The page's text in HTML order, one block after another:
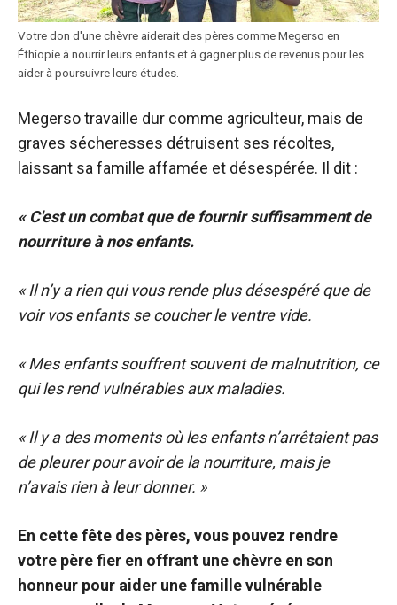
Votre don d'une chèvre aiderait des pères comme Megerso en
Éthiopie à nourrir leurs enfants et à gagner plus de revenus pour les
aider à poursuivre leurs études.
Megerso travaille dur comme agriculteur, mais de
graves sécheresses détruisent ses récoltes,
laissant sa famille affamée et désespérée. Il dit :
« C'est un combat que de fournir suffisamment de
nourriture à nos enfants.
« Il n’y a rien qui vous rende plus désespéré que de
voir vos enfants se coucher le ventre vide.
« Mes enfants souffrent souvent de malnutrition, ce
qui les rend vulnérables aux maladies.
« Il y a des moments où les enfants n’arrêtaient pas
de pleurer pour avoir de la nourriture, mais je
n’avais rien à leur donner. »
En cette fête des pères, vous pouvez rendre
votre père fier en offrant une chèvre en son
honneur pour aider une famille vulnérable